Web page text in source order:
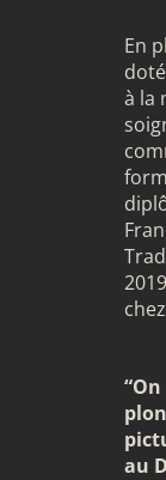
En
à la
au